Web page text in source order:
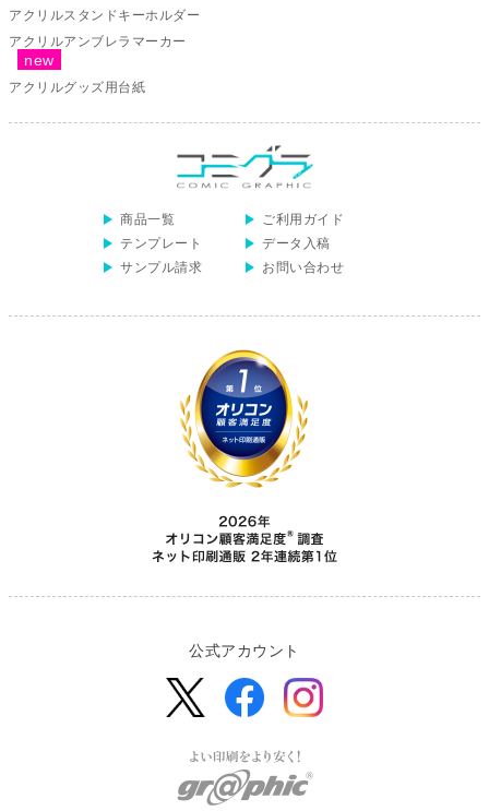
アクリルスタンドキーホルダー
アクリルアンブレラマーカー
アクリルグッズ用台紙
商品一覧
ご利用ガイド
テンプレート
データ入稿
サンプル請求
お問い合わせ
公式アカウント